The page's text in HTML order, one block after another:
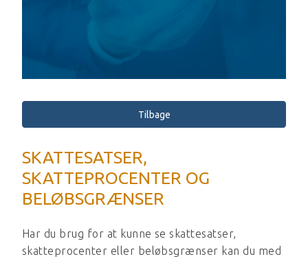
Tilbage
SKATTESATSER,
SKATTEPROCENTER OG
BELØBSGRÆNSER
Har du brug for at kunne se skattesatser,
skatteprocenter eller beløbsgrænser kan du med